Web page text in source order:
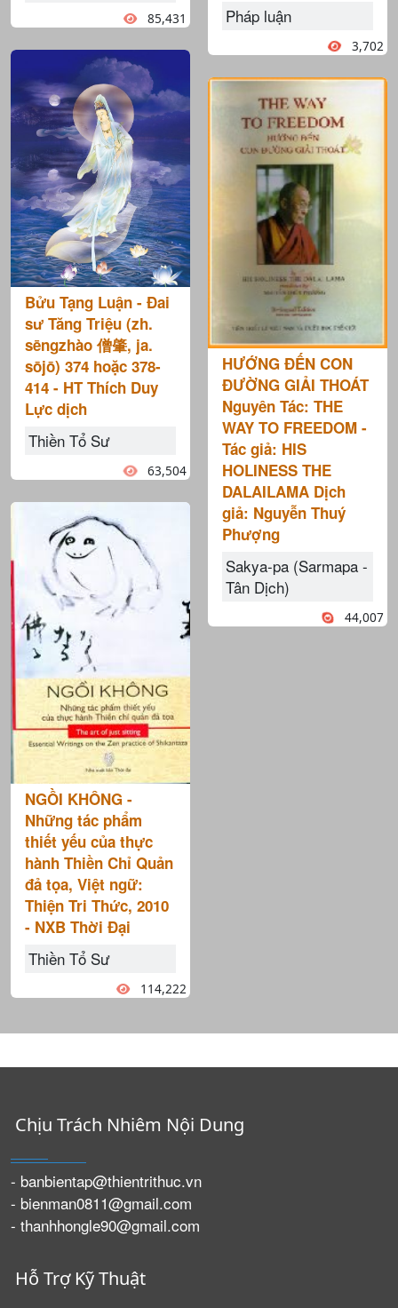
85,431
Bửu Tạng Luận - Đai
sư Tăng Triệu (zh.
sēngzhào 僧肇, ja.
sōjō) 374 hoặc 378-
414 - HT Thích Duy
Lực dịch
Thiền Tổ Sư
63,504
NGỒI KHÔNG -
Những tác phẩm
thiết yếu của thực
hành Thiền Chỉ Quản
đả tọa, Việt ngữ:
Thiện Tri Thức, 2010
- NXB Thời Đại
Thiền Tổ Sư
114,222
Pháp luận
3,702
HƯỚNG ĐẾN CON
ĐƯỜNG GIẢI THOÁT
Nguyên Tác: THE
WAY TO FREEDOM -
Tác giả: HIS
HOLINESS THE
DALAILAMA Dịch
giả: Nguyễn Thuý
Phượng
Sakya-pa (Sarmapa -
Tân Dịch)
44,007
Chịu Trách Nhiêm Nội Dung
- banbientap@thientrithuc.vn
- bienman0811@gmail.com
- thanhhongle90@gmail.com
Hỗ Trợ Kỹ Thuật